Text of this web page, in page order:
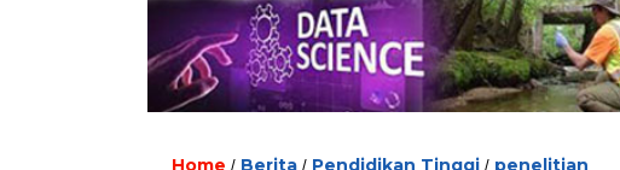
Home / Berita / Pendidikan Tinggi / penelitian